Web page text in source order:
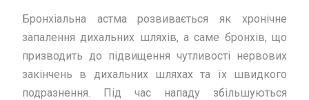
Бронхіальна астма розвивається як хронічне
запалення дихальних шляхів, а саме бронхів, що
призводить до підвищення чутливості нервових
закінчень в дихальних шляхах та їх швидкого
подразнення. Під час нападу збільшуються